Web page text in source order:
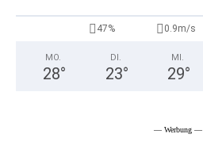
47% 0.9m/s
MO.
28°
DI.
23°
MI.
29°
— Werbung —